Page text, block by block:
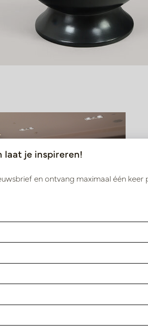
Zwart D62,5 H100
laat je inspireren!
en ontvang maximaal één keer